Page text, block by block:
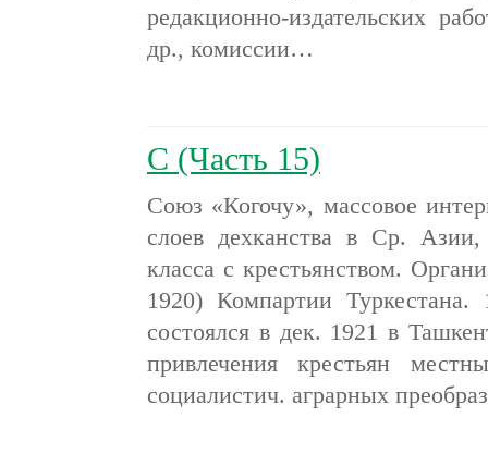
редакционно-издательских
др., комиссии…
С (Часть 15)
Союз «Когочу», массовое
слоев дехканства в Ср.
класса с крестьянством.
1920) Компартии
состоялся в дек. 1921 в
привлечения крестьян
социалистич. аграрных